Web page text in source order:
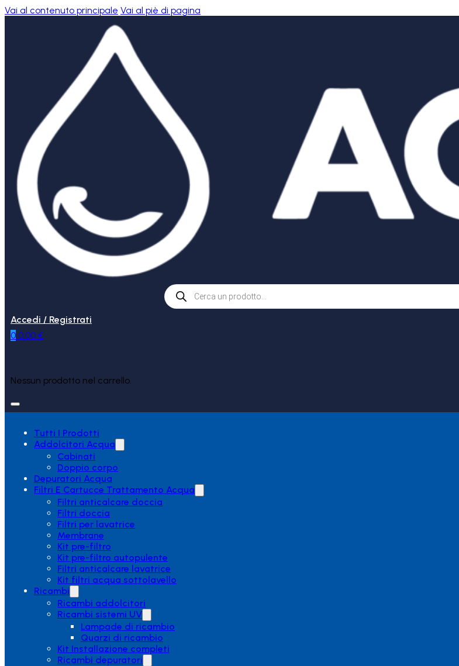
Vai al contenuto principale Vai al piè di pagina
Products
search
Accedi / Registrati
0 0,00 €
Nessun prodotto nel carrello.
Tutti I Prodotti
Addolcitori Acqua
Cabinati
Doppio corpo
Depuratori Acqua
Filtri E Cartucce Trattamento Acqua
Filtri anticalcare doccia
Filtri doccia
Filtri per lavatrice
Membrane
Kit pre-filtro
Kit pre-filtro autopulente
Filtri anticalcare lavatrice
Kit filtri acqua sottolavello
Ricambi
Ricambi addolcitori
Ricambi sistemi UV
Lampade di ricambio
Quarzi di ricambio
Kit Installazione completi
Ricambi depuratori